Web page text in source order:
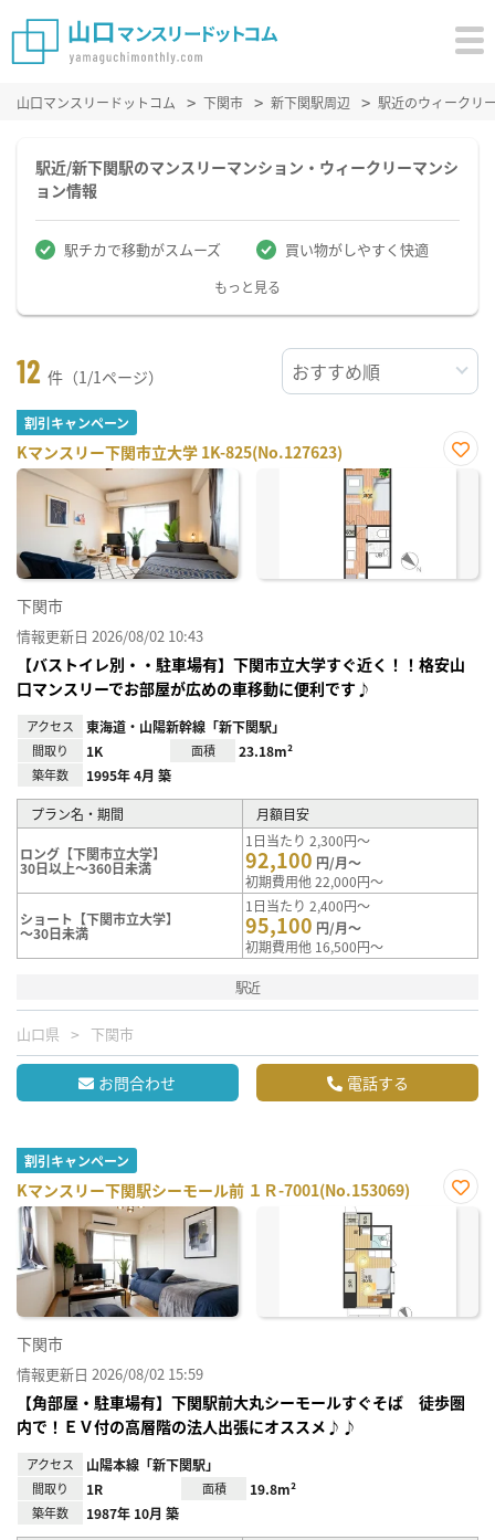
山口マンスリードットコム 下関市 新下関駅周辺 駅近のウィークリ
駅近/新下関駅のマンスリーマンション・ウィークリーマンシ
ョン情報
駅チカで移動がスムーズ 買い物がしやすく快適
もっと見る
12 件（1/1ページ）
割引キャンペーン
Kマンスリー下関市立大学 1K-825(No.127623)
お気
下関市
情報更新日 2026/08/02 10:43
【バストイレ別・・駐車場有】下関市立大学すぐ近く！！格安山
口マンスリーでお部屋が広めの車移動に便利です♪
アクセス 東海道・山陽新幹線「新下関駅」
間取り 1K 面積 23.18m²
築年数 1995年 4月 築
プラン名・期間 月額目安
ロング【下関市立大学】
30日以上～360日未満
1日当たり 2,300円～
92,100 円/月～
初期費用他 22,000円～
ショート【下関市立大学】
～30日未満
1日当たり 2,400円～
95,100 円/月～
初期費用他 16,500円～
駅近
山口県 下関市
お問合わせ 電話する
割引キャンペーン
Kマンスリー下関駅シーモール前 １Ｒ-7001(No.153069)
お気
下関市
情報更新日 2026/08/02 15:59
【角部屋・駐車場有】下関駅前大丸シーモールすぐそば 徒歩圏
内で！ＥＶ付の高層階の法人出張にオススメ♪♪
アクセス 山陽本線「新下関駅」
間取り 1R 面積 19.8m²
築年数 1987年 10月 築